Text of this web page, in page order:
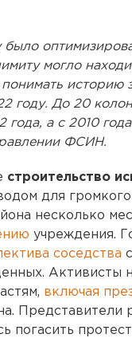
могло
историю
году. До 20
года, а с 2010
ФСИН.
строительство
для громкого
несколько
учреждения.
соседства
Активисты
включая
Представители
погасить